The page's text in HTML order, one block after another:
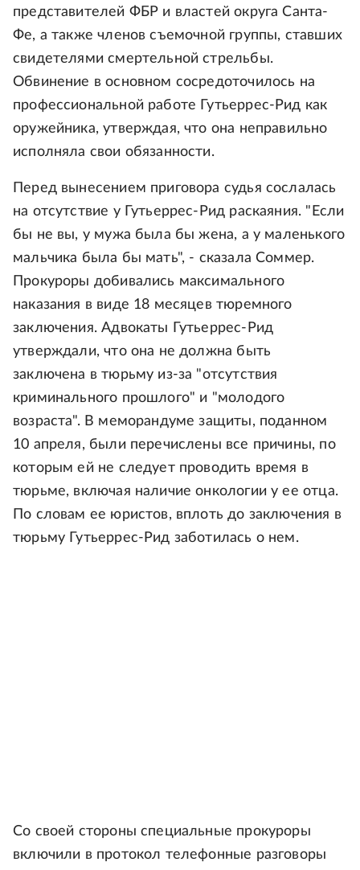
представителей ФБР и властей округа Санта-
Фе, а также членов съемочной группы, ставших
свидетелями смертельной стрельбы.
Обвинение в основном сосредоточилось на
профессиональной работе Гутьеррес-Рид как
оружейника, утверждая, что она неправильно
исполняла свои обязанности.
Перед вынесением приговора судья сослалась
на отсутствие у Гутьеррес-Рид раскаяния. "Если
бы не вы, у мужа была бы жена, а у маленького
мальчика была бы мать", - сказала Соммер.
Прокуроры добивались максимального
наказания в виде 18 месяцев тюремного
заключения. Адвокаты Гутьеррес-Рид
утверждали, что она не должна быть
заключена в тюрьму из-за "отсутствия
криминального прошлого" и "молодого
возраста". В меморандуме защиты, поданном
10 апреля, были перечислены все причины, по
которым ей не следует проводить время в
тюрьме, включая наличие онкологии у ее отца.
По словам ее юристов, вплоть до заключения в
тюрьму Гутьеррес-Рид заботилась о нем.
Со своей стороны специальные прокуроры
включили в протокол телефонные разговоры